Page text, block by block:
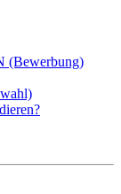
(Bewerbung)